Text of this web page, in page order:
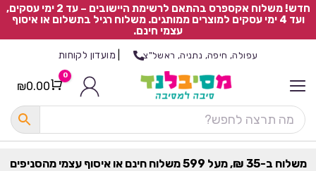
חדש! משלוח אקספרס בהתאם לרשימת היישובים – עד 2 ימי עסקים,
ועד 4 ימי עסקים למוצרים ממותגים. משלוח רגיל בתשלום או איסוף
עצמי חינם.
עפולה, חיפה, נתניה, ראשל"צ מועדון לקוחות
Cart
0
₪0.00
משלוח ב-35 ₪, מעל 599 משלוח חינם או איסוף עצמי מהסניפים